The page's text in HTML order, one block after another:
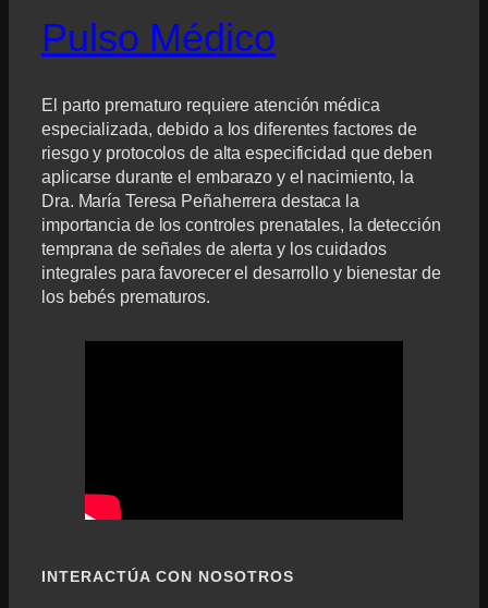
Pulso Médico
El parto prematuro requiere atención médica
especializada, debido a los diferentes factores de
riesgo y protocolos de alta especificidad que deben
aplicarse durante el embarazo y el nacimiento, la
Dra. María Teresa Peñaherrera destaca la
importancia de los controles prenatales, la detección
temprana de señales de alerta y los cuidados
integrales para favorecer el desarrollo y bienestar de
los bebés prematuros.
INTERACTÚA CON NOSOTROS